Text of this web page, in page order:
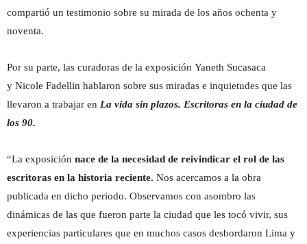
compartió un testimonio sobre su mirada de los años ochenta y
noventa.
Por su parte, las curadoras de la exposición Yaneth Sucasaca
y Nicole Fadellin hablaron sobre sus miradas e inquietudes que las
llevaron a trabajar en La vida sin plazos. Escritoras en la ciudad de
los 90.
“La exposición nace de la necesidad de reivindicar el rol de las
escritoras en la historia reciente. Nos acercamos a la obra
publicada en dicho periodo. Observamos con asombro las
dinámicas de las que fueron parte la ciudad que les tocó vivir, sus
experiencias particulares que en muchos casos desbordaron Lima y